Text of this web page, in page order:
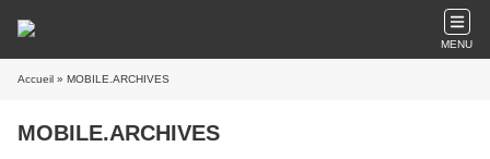
MENU
Accueil » MOBILE.ARCHIVES
MOBILE.ARCHIVES